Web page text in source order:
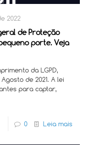
2022
de Proteção
porte. Veja
da LGPD,
de 2021. A lei
para captar,
0 Leia mais